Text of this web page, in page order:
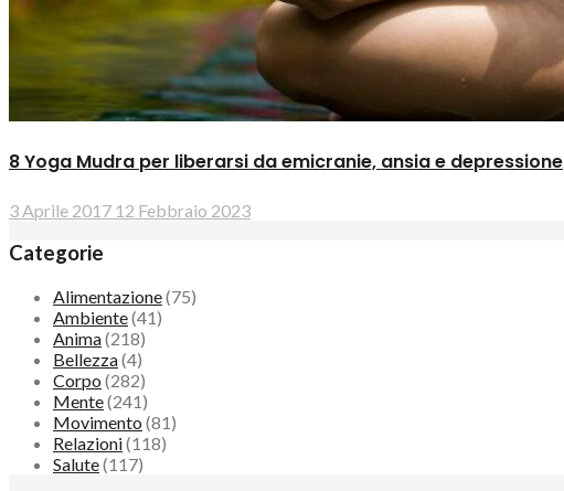
8 Yoga Mudra per liberarsi da emicranie, ansia e depressione
3 Aprile 2017 12 Febbraio 2023
Categorie
Alimentazione(75)
Ambiente(41)
Anima(218)
Bellezza(4)
Corpo (282)
Mente(241)
Movimento (81)
Relazioni(118)
Salute(117)